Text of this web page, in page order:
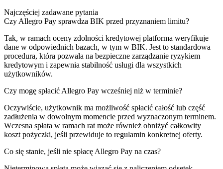
Najczęściej zadawane pytania
Czy Allegro Pay sprawdza BIK przed przyznaniem limitu?
Tak, w ramach oceny zdolności kredytowej platforma weryfikuje
dane w odpowiednich bazach, w tym w BIK. Jest to standardowa
procedura, która pozwala na bezpieczne zarządzanie ryzykiem
kredytowym i zapewnia stabilność usługi dla wszystkich
użytkowników.
Czy mogę spłacić Allegro Pay wcześniej niż w terminie?
Oczywiście, użytkownik ma możliwość spłacić całość lub część
zadłużenia w dowolnym momencie przed wyznaczonym terminem.
Wczesna spłata w ramach rat może również obniżyć całkowity
koszt pożyczki, jeśli przewiduje to regulamin konkretnej oferty.
Co się stanie, jeśli nie spłacę Allegro Pay na czas?